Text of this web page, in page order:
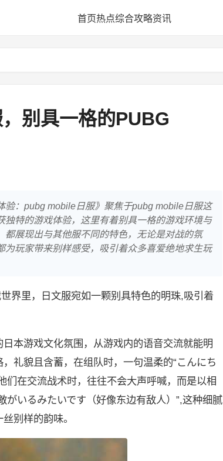
首页热点综合攻略资讯
别具一格的PUBG
验：pubg mobile日服》聚焦于pubg mobile日服这
独特的游戏体验，这里有着别具一格的游戏环境与
都展现出与其他服不同的特色，无论是对战的氛
为玩家带来别样感受，吸引着众多喜爱绝地求生玩
界里，日文服宛如一颗别具特色的明珠,吸引着
本游戏文化氛围，从游戏内的语音交流就能明
礼貌且含蓄，在组队时，一句温柔的“こんにち
们在交流战术时，往往不会大声呼喊，而是以相
がいるみたいです（好像东边有敌人）”,这种细腻
别样的韵味。